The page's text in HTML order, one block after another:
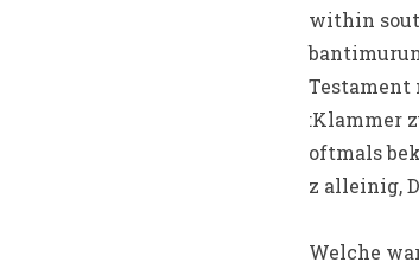
within
Testament
:Klammer
oftmals
z alleinig,
Welche